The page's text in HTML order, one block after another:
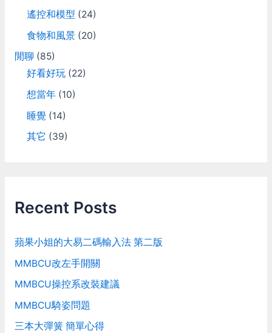
遙控和模型 (24)
食物和風景(20)
閒聊 (85)
好看好玩(22)
想當年(10)
睡覺(14)
其它 (39)
Recent Posts
蘋果小姐的大易二碼輸入法 第二版
MMBCU改左手開關
MMBCU操控系改裝建議
MMBCU騎姿問題
三本大彈簧 簡單心得